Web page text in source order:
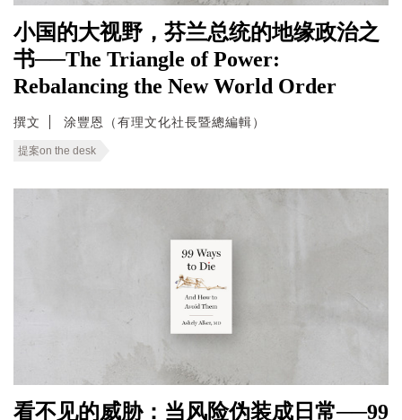
小国的大视野，芬兰总统的地缘政治之
书──The Triangle of Power:
Rebalancing the New World Order
撰文 涂豐恩（有理文化社長暨總編輯）
提案on the desk
看不见的威胁：当风险伪装成日常──99